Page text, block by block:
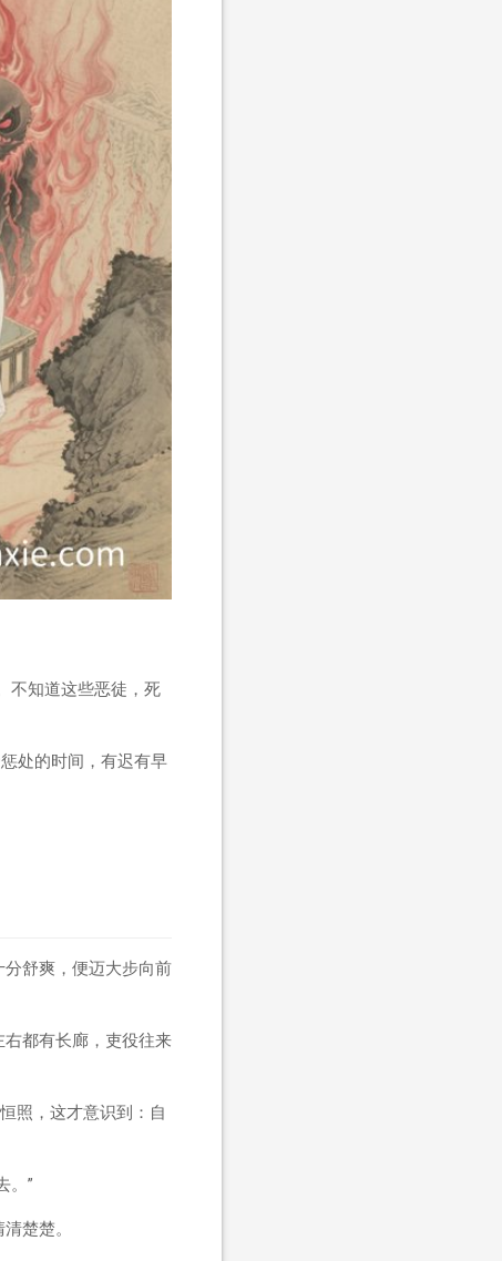
不知道这些恶徒，死
处的时间，有迟有早
舒爽，便迈大步向前
都有长廊，吏役往来
照，这才意识到：自
。”
楚楚。